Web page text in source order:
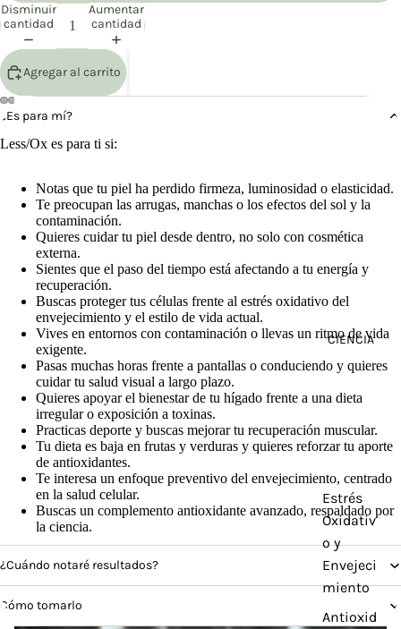
CIENCIA
Estrés
Oxidativ
o y
Envejeci
miento
Antioxid
Disminuir
cantidad
Aumentar
cantidad
Agregar al carrito
¿Es para mí?
Less/Ox es para ti si:
Notas que tu piel ha perdido firmeza, luminosidad o elasticidad.
Te preocupan las arrugas, manchas o los efectos del sol y la
contaminación.
Quieres cuidar tu piel desde dentro, no solo con cosmética
externa.
Sientes que el paso del tiempo está afectando a tu energía y
recuperación.
Buscas proteger tus células frente al estrés oxidativo del
envejecimiento y el estilo de vida actual.
Vives en entornos con contaminación o llevas un ritmo de vida
exigente.
Pasas muchas horas frente a pantallas o conduciendo y quieres
cuidar tu salud visual a largo plazo.
Quieres apoyar el bienestar de tu hígado frente a una dieta
irregular o exposición a toxinas.
Practicas deporte y buscas mejorar tu recuperación muscular.
Tu dieta es baja en frutas y verduras y quieres reforzar tu aporte
de antioxidantes.
Te interesa un enfoque preventivo del envejecimiento, centrado
en la salud celular.
Buscas un complemento antioxidante avanzado, respaldado por
la ciencia.
¿Cuándo notaré resultados?
Cómo tomarlo